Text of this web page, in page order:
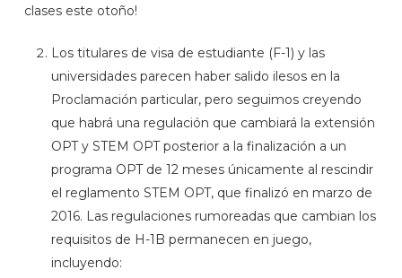
clases este otoño!
Los titulares de visa de estudiante (F-1) y las
universidades parecen haber salido ilesos en la
Proclamación particular, pero seguimos creyendo
que habrá una regulación que cambiará la extensión
OPT y STEM OPT posterior a la finalización a un
programa OPT de 12 meses únicamente al rescindir
el reglamento STEM OPT, que finalizó en marzo de
2016. Las regulaciones rumoreadas que cambian los
requisitos de H-1B permanecen en juego,
incluyendo: